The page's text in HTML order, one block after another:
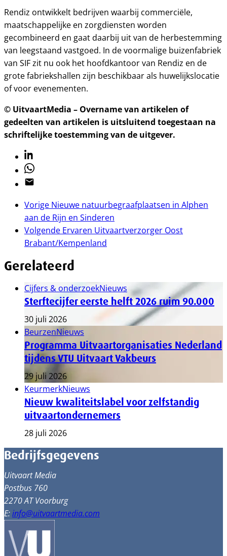
Rendiz ontwikkelt bedrijven waarbij commerciële,
maatschappelijke en zorgdiensten worden
gecombineerd en gaat daarbij uit van de herbestemming
van leegstaand vastgoed. In de voormalige buizenfabriek
van SIF zit nu ook het hoofdkantoor van Rendiz en de
grote fabriekshallen zijn beschikbaar als huwelijkslocatie
of voor evenementen.
© UitvaartMedia – Overname van artikelen of
gedeelten van artikelen is uitsluitend toegestaan na
schriftelijke toestemming van de uitgever.
Linkedin
Whatsapp
Email
Vorige Nieuwe natuurbegraafplaatsen in Alphen
aan de Rijn en Sinderen
Volgende Ervaren Uitvaartverzorger Oost
Brabant/Kempenland
Gerelateerd
Cijfers & onderzoekNieuws
Sterftecijfer eerste helft 2026 ruim 90.000
30 juli 2026
BeurzenNieuws
Programma Uitvaartorganisaties Nederland
tijdens VTU Uitvaart Vakbeurs
29 juli 2026
KeurmerkNieuws
Nieuw kwaliteitslabel voor zelfstandig
uitvaartondernemers
28 juli 2026
Bedrijfsgegevens
Uitvaart Media
Postbus 760
2270 AT Voorburg
E:info@uitvaartmedia.com